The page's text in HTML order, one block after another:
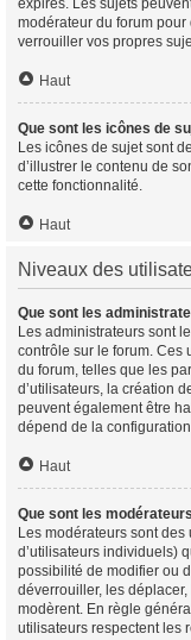
expirés. Les sujets
modérateur du forum
verrouiller vos propres
Haut
Que sont les icônes de
Les icônes de sujet sont
d’illustrer le contenu de
cette fonctionnalité.
Haut
Niveaux des
Que sont les
Les administrateurs sont
contrôle sur le forum. Ces
du forum, telles que les
d’utilisateurs, la création
peuvent également être
dépend de la
Haut
Que sont les
Les modérateurs sont
d’utilisateurs individuels)
possibilité de modifier ou
déverrouiller, les
modèrent. En règle
utilisateurs respectent les